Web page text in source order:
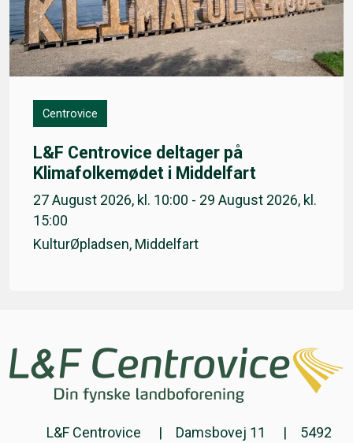
Centrovice
L&F Centrovice deltager på
Klimafolkemødet i Middelfart
27 August 2026, kl. 10:00 - 29 August 2026, kl.
15:00
KulturØpladsen, Middelfart
L&F Centrovice Damsbovej 11
5492